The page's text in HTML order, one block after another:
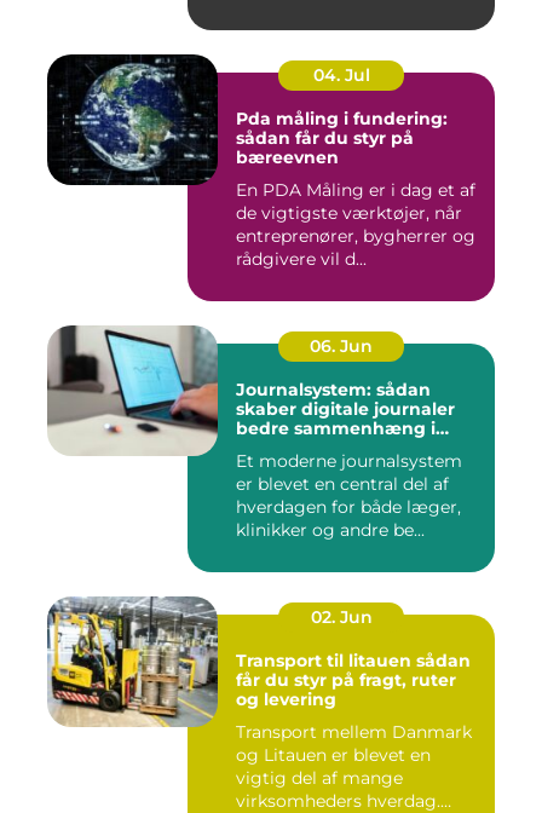
04. Jul
Pda måling i fundering:
sådan får du styr på
bæreevnen
En PDA Måling er i dag et af
de vigtigste værktøjer, når
entreprenører, bygherrer og
rådgivere vil d...
06. Jun
Journalsystem: sådan
skaber digitale journaler
bedre sammenhæng i
Et moderne journalsystem
er blevet en central del af
hverdagen for både læger,
klinikker og andre be...
02. Jun
Transport til litauen sådan
får du styr på fragt, ruter
og levering
Transport mellem Danmark
og Litauen er blevet en
vigtig del af mange
virksomheders hverdag.